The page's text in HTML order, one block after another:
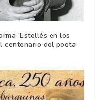
‘Estellés en los
centenario del poeta